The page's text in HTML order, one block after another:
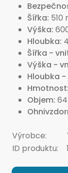
Šířka 510
Výška
Hloubka
Šířka -
Výška -
Hloubka
Hmotnost
Objem
Výrobce:
ID produktu: